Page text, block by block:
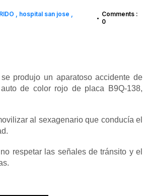
hospital san jose
• Comments :
0
produjo un aparatoso accidente de
de color rojo de placa B9Q-138,
al sexagenario que conducía el
respetar las señales de tránsito y el